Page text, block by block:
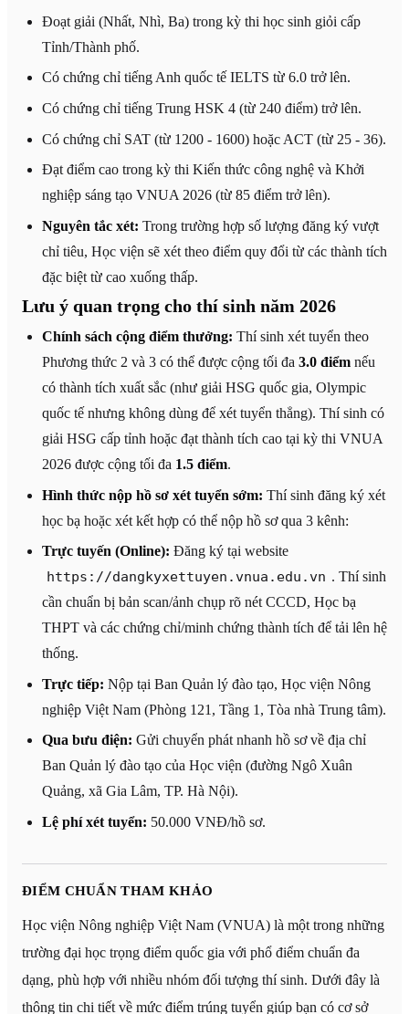
Đoạt giải (Nhất, Nhì, Ba) trong kỳ thi học sinh giỏi cấp
Tỉnh/Thành phố.
Có chứng chỉ tiếng Anh quốc tế IELTS từ 6.0 trở lên.
Có chứng chỉ tiếng Trung HSK 4 (từ 240 điểm) trở lên.
Có chứng chỉ SAT (từ 1200 - 1600) hoặc ACT (từ 25 - 36).
Đạt điểm cao trong kỳ thi Kiến thức công nghệ và Khởi
nghiệp sáng tạo VNUA 2026 (từ 85 điểm trở lên).
Nguyên tắc xét: Trong trường hợp số lượng đăng ký vượt
chỉ tiêu, Học viện sẽ xét theo điểm quy đổi từ các thành tích
đặc biệt từ cao xuống thấp.
Lưu ý quan trọng cho thí sinh năm 2026
Chính sách cộng điểm thưởng: Thí sinh xét tuyển theo
Phương thức 2 và 3 có thể được cộng tối đa 3.0 điểmnếu
có thành tích xuất sắc (như giải HSG quốc gia, Olympic
quốc tế nhưng không dùng để xét tuyển thẳng). Thí sinh có
giải HSG cấp tỉnh hoặc đạt thành tích cao tại kỳ thi VNUA
2026 được cộng tối đa 1.5 điểm.
Hình thức nộp hồ sơ xét tuyển sớm: Thí sinh đăng ký xét
học bạ hoặc xét kết hợp có thể nộp hồ sơ qua 3 kênh:
Trực tuyến (Online): Đăng ký tại website
https://dangkyxettuyen.vnua.edu.vn . Thí sinh
cần chuẩn bị bản scan/ảnh chụp rõ nét CCCD, Học bạ
THPT và các chứng chỉ/minh chứng thành tích để tải lên hệ
thống.
Trực tiếp: Nộp tại Ban Quản lý đào tạo, Học viện Nông
nghiệp Việt Nam (Phòng 121, Tầng 1, Tòa nhà Trung tâm).
Qua bưu điện: Gửi chuyển phát nhanh hồ sơ về địa chỉ
Ban Quản lý đào tạo của Học viện (đường Ngô Xuân
Quảng, xã Gia Lâm, TP. Hà Nội).
Lệ phí xét tuyển: 50.000 VNĐ/hồ sơ.
ĐIỂM CHUẨN THAM KHẢO
Học viện Nông nghiệp Việt Nam (VNUA) là một trong những
trường đại học trọng điểm quốc gia với phổ điểm chuẩn đa
dạng, phù hợp với nhiều nhóm đối tượng thí sinh. Dưới đây là
thông tin chi tiết về mức điểm trúng tuyển giúp bạn có cơ sở